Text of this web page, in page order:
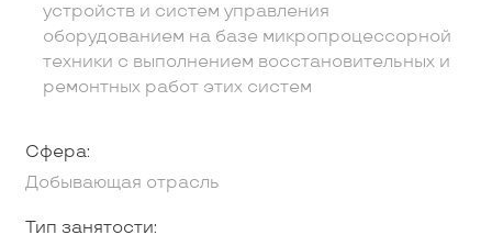
устройств и систем управления
оборудованием на базе микропроцессорной
техники с выполнением восстановительных и
ремонтных работ этих систем
Сфера:
Добывающая отрасль
Тип занятости: